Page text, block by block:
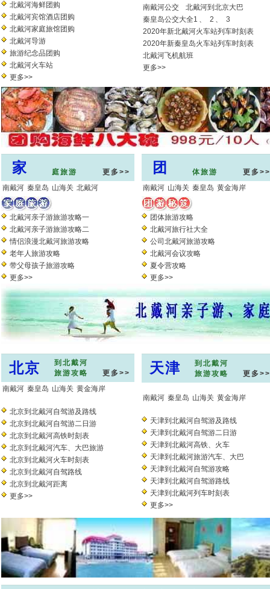
北戴河海鲜团购
北戴河宾馆酒店团购
北戴河家庭旅馆团购
北戴河导游
旅游纪念品团购
北戴河火车站
更多>>
南戴河公交
北戴河到北京大巴
秦皇岛公交大全1 、 2 、
3
2020年新北戴河火车站列车时刻表
2020年新秦皇岛火车站列车时刻表
北戴河飞机航班
更多>>
家 庭旅游
更多>>
南戴河 秦皇岛 山海关 北戴河
北戴河亲子游旅游攻略一
北戴河亲子游旅游攻略二
情侣浪漫北戴河旅游攻略
老年人旅游攻略
带父母孩子旅游攻略
更多>>
团 体旅游
更多
南戴河 山海关 秦皇岛 黄金海岸
团体旅游攻略
北戴河旅行社大全
公司北戴河旅游攻略
北戴河会议攻略
夏令营攻略
更多>>
北京
到北戴河
旅游攻略
更多>>
南戴河 秦皇岛 山海关 黄金海岸
北京到北戴河自驾游及路线
北京到北戴河自驾游二日游
北京到北戴河高铁时刻表
北京到北戴河汽车、大巴旅游
北京到北戴河火车时刻表
北京到北戴河自驾路线
北京到北戴河距离
更多>>
天津
到北戴河
旅游攻略
更多
南戴河 秦皇岛 山海关 黄金海岸
天津到北戴河自驾游及路线
天津到北戴河自驾游二日游
天津到北戴河高铁、 火车
天津到北戴河旅游汽车、大巴
天津到北戴河自驾游攻略
天津到北戴河自驾游路线
天津到北戴河列车时刻表
更多>>